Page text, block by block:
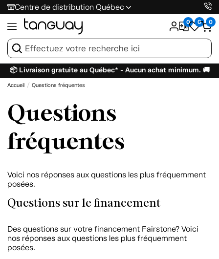
Centre de distribution Québec
0 0 0
📦 Livraison gratuite au Québec* - Aucun achat minimum. 🚚
Accueil Questions fréquentes
Questions
fréquentes
Voici nos réponses aux questions les plus fréquemment
posées.
Questions sur le financement
Des questions sur votre financement Fairstone? Voici
nos réponses aux questions les plus fréquemment
posées.